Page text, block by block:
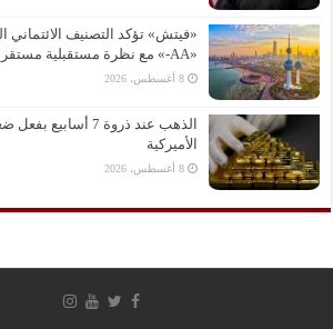
«فيتش» تؤكد التصنيف الائتماني
«AA-» مع نظرة مستقبلية مستقرة
8 أغسطس، 2026
الذهب عند ذروة 7
الأميركية
8 أغسطس، 2026